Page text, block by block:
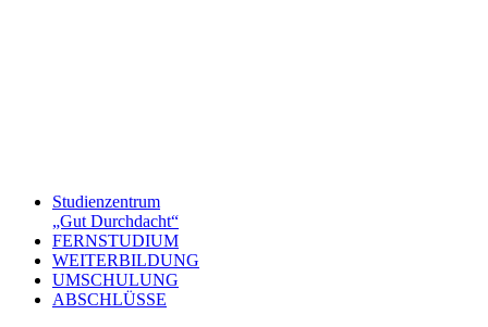
Studienzentrum
„Gut Durchdacht“
FERNSTUDIUM
WEITERBILDUNG
UMSCHULUNG
ABSCHLÜSSE